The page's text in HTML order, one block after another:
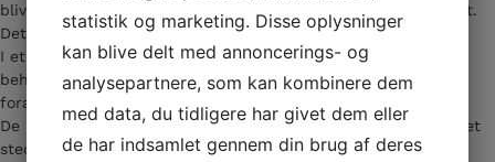
bliver bundet i bindevævet. Det kan gøre at kroppen gør ondt.
Det er blevet min måde at hjælpe andre på.
I et SIT forløb bliver hele kroppen bearbejdet. De første
behandlinger er oprydning, de sidste 4 integration af de
forandringer, der er lavet.
De kan sagtens gennemgås med fysisk tilgang. “Jeg har ondt et
sted, løs det!”
statistik og marketing. Disse oplysninger
kan blive delt med annoncerings- og
analysepartnere, som kan kombinere dem
med data, du tidligere har givet dem eller
de har indsamlet gennem din brug af deres